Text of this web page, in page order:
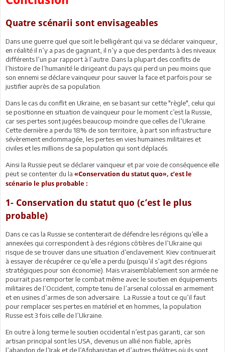
Quatre scénarii sont envisageables
Dans une guerre quel que soit le belligérant qui va se déclarer vainqueur,
en réalité il n’y a pas de gagnant, il n’y a que des perdants à des niveaux
différents l’un par rapport à l’autre. Dans la plupart des conflits de
l’histoire de l’humanité le dirigeant du pays qui perd un peu moins que
son ennemi se déclare vainqueur pour sauver la face et parfois pour se
justifier auprès de sa population.
Dans le cas du conflit en Ukraine, en se basant sur cette "règle", celui qui
se positionne en situation de vainqueur pour le moment c’est la Russie,
car ses pertes sont jugées beaucoup moindre que celles de l’Ukraine.
Cette dernière a perdu 18% de son territoire, à part son infrastructure
sévèrement endommagée, les pertes en vies humaines militaires et
civiles et les millions de sa population qui sont déplacés.
Ainsi la Russie peut se déclarer vainqueur et par voie de conséquence elle
peut se contenter du la «Conservation du statut quo», c’est le
scénario le plus probable :
1- Conservation du statut quo (c’est le plus
probable)
Dans ce cas la Russie se contenterait de défendre les régions qu’elle a
annexées qui correspondent à des régions côtières de l’Ukraine qui
risque de se trouver dans une situation d’enclavement. Kiev continuerait
à essayer de récupérer ce qu’elle a perdu (puisqu’il s’agit des régions
stratégiques pour son économie). Mais vraisemblablement son armée ne
pourrait pas remporter le combat même avec le soutien en équipements
militaires de l’Occident, compte tenu de l’arsenal colossal en armement
et en usines d’armes de son adversaire. La Russie a tout ce qu’il faut
pour remplacer ses pertes en matériel et en hommes, la population
Russe est 3 fois celle de l’Ukraine.
En outre à long terme le soutien occidental n’est pas garanti, car son
artisan principal sont les USA, devenus un allié non fiable, après
l’abandon de l’Irak et de l’Afghanistan et d’autres théâtres où ils sont